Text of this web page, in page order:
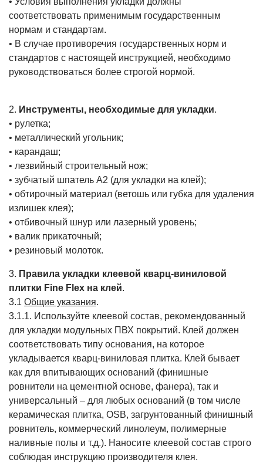
соответствовать применимым государственным
нормам и стандартам.
• В случае противоречия государственных норм и
стандартов с настоящей инструкцией, необходимо
руководствоваться более строгой нормой.
2. Инструменты, необходимые для укладки.
• рулетка;
• металлический угольник;
• карандаш;
• лезвийный строительный нож;
• зубчатый шпатель А2 (для укладки на клей);
• обтирочный материал (ветошь или губка для удаления
излишек клея);
• отбивочный шнур или лазерный уровень;
• валик прикаточный;
• резиновый молоток.
3. Правила укладки клеевой кварц-виниловой
плитки Fine Flex на клей.
3.1 Общие указания.
3.1.1. Используйте клеевой состав, рекомендованный
для укладки модульных ПВХ покрытий. Клей должен
соответствовать типу основания, на которое
укладывается кварц-виниловая плитка. Клей бывает
как для впитывающих оснований (финишные
ровнители на цементной основе, фанера), так и
универсальный – для любых оснований (в том числе
керамическая плитка, OSB, загрунтованный финишный
ровнитель, коммерческий линолеум, полимерные
наливные полы и т.д.). Наносите клеевой состав строго
соблюдая инструкцию производителя клея.